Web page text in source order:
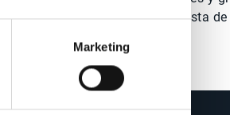
Marketing
de indicaciones del analista